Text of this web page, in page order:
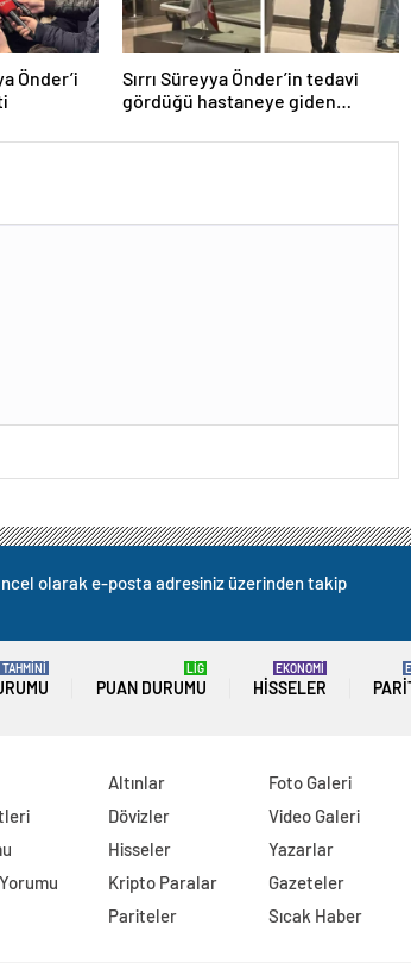
Önder’i
Sırrı Süreyya Önder’in tedavi
gördüğü hastaneye giden
trafiği
olarak e-posta adresiniz üzerinden takip
TAHMİNİ
PUAN DURUMU
LİG
HISSELER
EKONOMİ
Altınlar
Dövizler
Hisseler
Kripto Paralar
Pariteler
Foto Galeri
Video Galeri
Yazarlar
Gazeteler
Sıcak Haber